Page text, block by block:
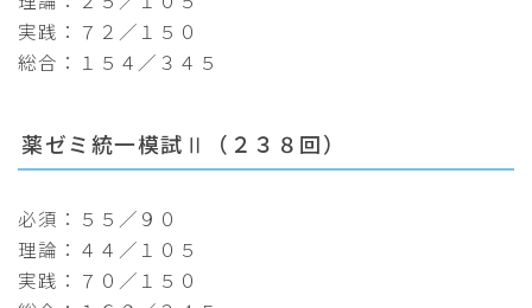
実践：７２／１５０
総合：１５４／３４５
薬ゼミ統一模試Ⅱ（２３８回）
必須：５５／９０
理論：４４／１０５
実践：７０／１５０